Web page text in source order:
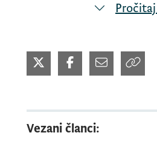
15.06.2026. godine u Crnu
lica, a Crnu Goru je
U periodu od 08.06. do
Vezani članci: